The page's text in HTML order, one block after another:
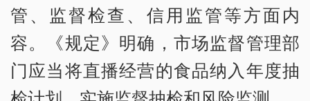
管、监督检查、信用监管等方面内
容。《规定》明确，市场监督管理部
门应当将直播经营的食品纳入年度抽